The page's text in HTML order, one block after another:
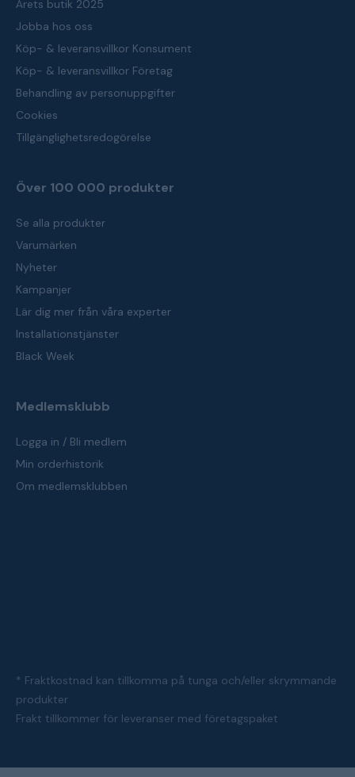
Årets butik 2025
Jobba hos oss
Köp- & leveransvillkor Konsument
Köp- & leveransvillkor Företag
Behandling av personuppgifter
Cookies
Tillgänglighetsredogörelse
Över 100 000 produkter
Se alla produkter
Varumärken
Nyheter
Kampanjer
Lär dig mer från våra experter
Installationstjänster
Black Week
Medlemsklubb
Logga in / Bli medlem
Min orderhistorik
Om medlemsklubben
* Fraktkostnad kan tillkomma på tunga och/eller skrymmande
produkter
Frakt tillkommer för leveranser med företagspaket